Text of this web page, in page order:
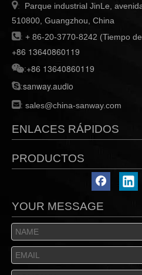
:
Parque industrial JinLe,
510800, Guangzhou, China
: + 86-20-3770-8242 (Tiempo
+86 13640860119
:+86 13640860119
:sanway.audio
: sales@china-sanway.com
ENLACES RÁPIDOS
PRODUCTOS
YOUR MESSAGE